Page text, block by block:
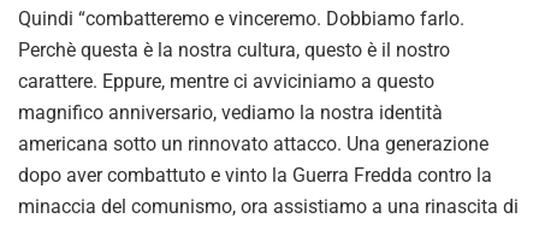
Quindi “combatteremo e vinceremo. Dobbiamo farlo.
Perchè questa è la nostra cultura, questo è il nostro
carattere. Eppure, mentre ci avviciniamo a questo
magnifico anniversario, vediamo la nostra identità
americana sotto un rinnovato attacco. Una generazione
dopo aver combattuto e vinto la Guerra Fredda contro la
minaccia del comunismo, ora assistiamo a una rinascita di